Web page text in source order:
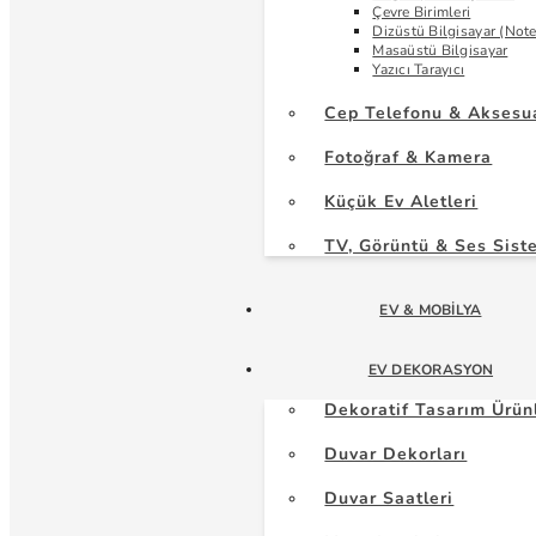
Çevre Birimleri
Dizüstü Bilgisayar
Masaüstü Bilgisayar
Yazıcı Tarayıcı
Cep Telefonu &
Fotoğraf & Kamera
Küçük Ev Aletleri
TV, Görüntü & Ses
EV & MOBILYA
EV DEKORASYON
Dekoratif Tasarım
Duvar Dekorları
Duvar Saatleri